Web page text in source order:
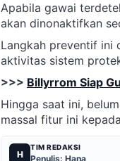
Apabila gawai
akan dinonaktifkan
Langkah preventif ini
aktivitas sistem
>>> Billyrrom Siap
Hingga saat ini,
massal fitur ini
H
TIM REDAKSI
Penulis: Hana